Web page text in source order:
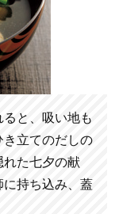
と、吸い地も
立てのだしの
れた七夕の献
に持ち込み、蓋